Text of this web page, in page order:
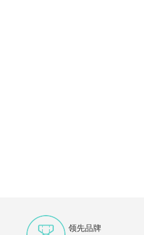
领先品牌